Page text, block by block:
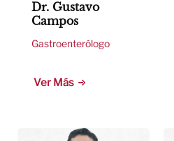
Dr. Gustavo
Campos
Gastroenterólogo
Ver Más